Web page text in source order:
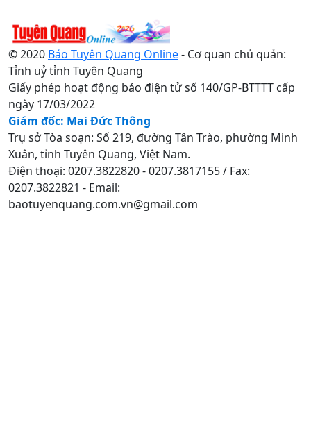
© 2020 Báo Tuyên Quang Online- Cơ quan chủ quản:
Tỉnh uỷ tỉnh Tuyên Quang
Giấy phép hoạt động báo điện tử số 140/GP-BTTTT cấp
ngày 17/03/2022
Giám đốc: Mai Đức Thông
Trụ sở Tòa soạn: Số 219, đường Tân Trào, phường Minh
Xuân, tỉnh Tuyên Quang, Việt Nam.
Điện thoại: 0207.3822820 - 0207.3817155 / Fax:
0207.3822821 - Email:
baotuyenquang.com.vn@gmail.com